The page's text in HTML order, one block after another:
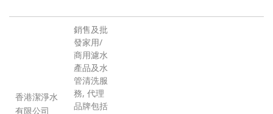
香港潔淨水
有限公司
銷售及批
發家用/
商用濾水
產品及水
管清洗服
務, 代理
品牌包括